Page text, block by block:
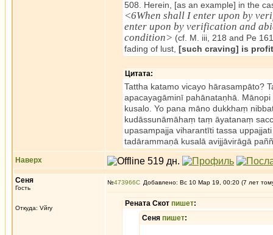
508. Herein, [as an example] in the
<6When shall I enter upon by
enter upon by verification and
condition> (cf. M. iii, 218 and Pe
fading of lust, [such craving] is
Цитата:
Tattha katamo vicayo hārasampāto?
apacayagāminī pahānataṇhā.
kusalo. Yo pana māno dukkhaṃ
kudāssunāmāhaṃ taṃ āyatanaṃ
upasampajja viharantīti tassa
tadārammaṇā kusalā avijjāvirāgā
Наверх
Сеня
Гость
Откуда: Vйry
№473966 Добавлено: Вс 10 Мар 19, 00:20 (7 лет
Рената Скот пишет:
Сеня пишет: